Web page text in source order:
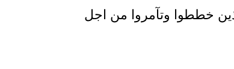
خططوا وتآمروا من اجل